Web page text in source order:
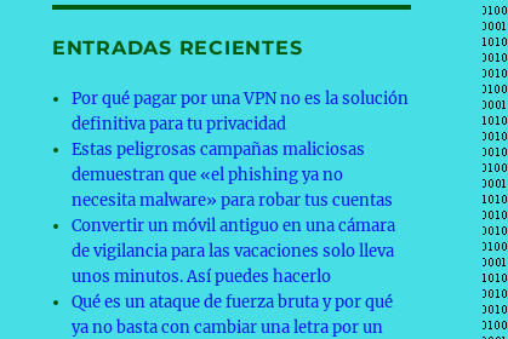
ENTRADAS RECIENTES
Por qué pagar por una VPN no es la solución
definitiva para tu privacidad
Estas peligrosas campañas maliciosas
demuestran que «el phishing ya no
necesita malware» para robar tus cuentas
Convertir un móvil antiguo en una cámara
de vigilancia para las vacaciones solo lleva
unos minutos. Así puedes hacerlo
Qué es un ataque de fuerza bruta y por qué
ya no basta con cambiar una letra por un